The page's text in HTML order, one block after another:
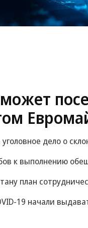
дело о
к выполнению
план
19 начали